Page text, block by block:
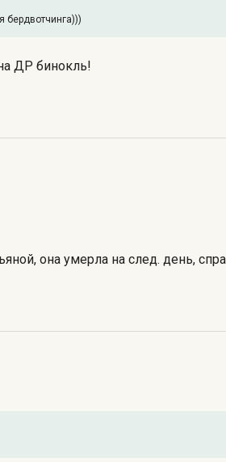
бердвотчинга)))
ДР бинокль!
она умерла на след. день,